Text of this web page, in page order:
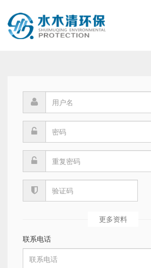
更多资料
联系电话